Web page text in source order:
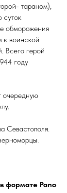
тараном),
суток
обморожения
к воинской
Всего герой
году
очередную
Севастополя.
формате Pano